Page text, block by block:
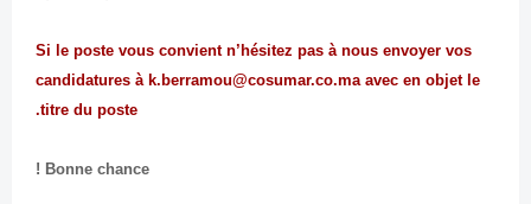
Si le poste vous convient n’hésitez pas à nous envoyer vos
candidatures à k.berramou@cosumar.co.ma avec en objet le
titre du poste.
Bonne chance !